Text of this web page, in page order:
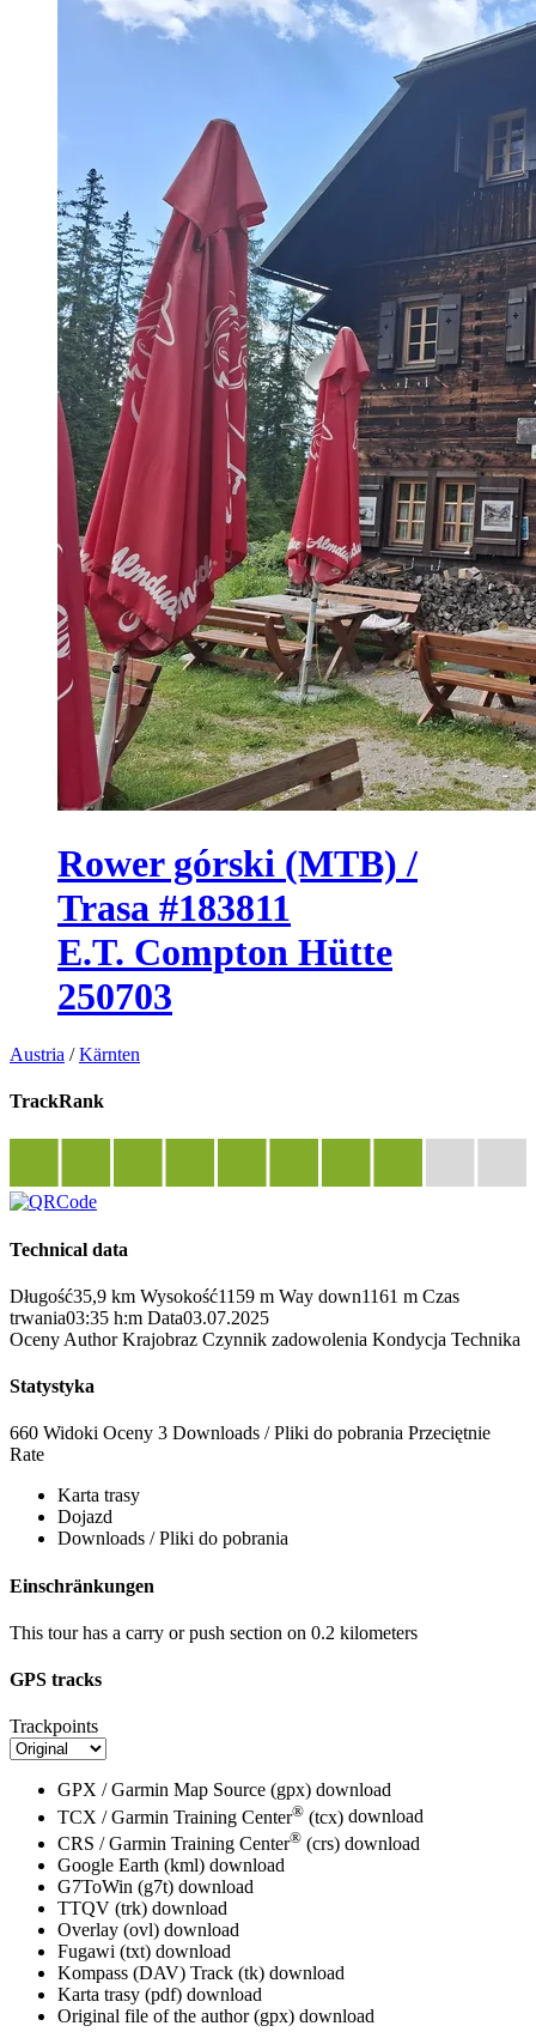
Rower górski (MTB) /
Trasa #183811
E.T. Compton Hütte
250703
Austria /Kärnten
TrackRank
Technical data
Długość35,9 km Wysokość1159 m Way down1161 m Czas
trwania03:35 h:m Data03.07.2025
Oceny Author Krajobraz Czynnik zadowolenia Kondycja Technika
Statystyka
660 Widoki Oceny 3 Downloads / Pliki do pobrania Przeciętnie
Rate
Karta trasy
Dojazd
Downloads / Pliki do pobrania
Einschränkungen
This tour has a carry or push section on 0.2 kilometers
GPS tracks
Trackpoints
GPX / Garmin Map Source (gpx) download
TCX / Garmin Training Center® (tcx) download
CRS / Garmin Training Center® (crs) download
Google Earth (kml) download
G7ToWin (g7t) download
TTQV (trk) download
Overlay (ovl) download
Fugawi (txt) download
Kompass (DAV) Track (tk) download
Karta trasy (pdf) download
Original file of the author (gpx) download